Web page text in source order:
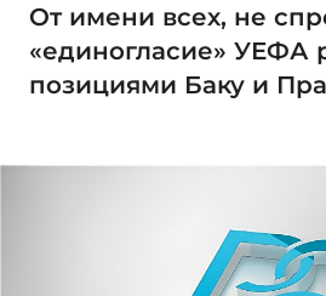
От имени всех, не
«единогласие» УЕФА
позициями Баку и